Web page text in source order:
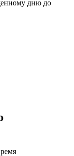
дню до